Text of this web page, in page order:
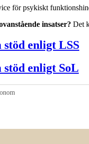
för psykiskt
insatser? Det
enligt LSS
enligt SoL